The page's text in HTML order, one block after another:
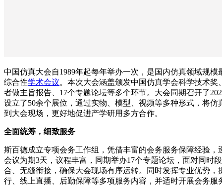
中国仿真大会自1989年起每年举办一次，是国内仿真领域规
综合性学术会议。本次大会涵盖颁发中国仿真学会科学技术奖
者做主旨报告、17个专题论坛等多个环节。大会同期召开了
设立了50余个展位，通过实物、模型、视频等多种形式，将
到大会现场，更好地促进产学研用多方合作。
全面统筹，细致服务
斯百德成立专项会务工作组，凭借丰富的会务服务保障经验
会议为期3天，议程丰富，同期举办17个专题论坛，面对同时
合、无缝衔接，确保大会现场有序运转。同时发挥专业优势
行、线上直播、后勤保障等多项服务内容，并适时开展会务